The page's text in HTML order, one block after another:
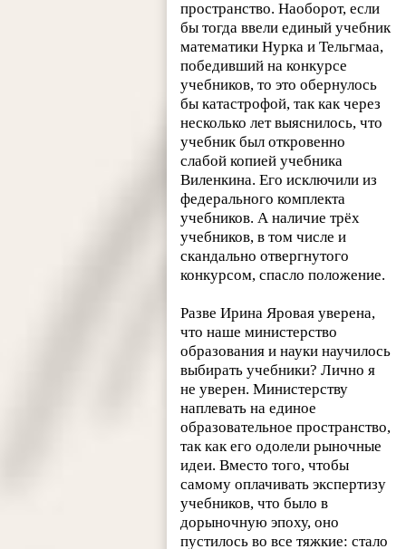
пространство. Наоборот, если
бы тогда ввели единый учебник
математики Нурка и Тельгмаа,
победивший на конкурсе
учебников, то это обернулось
бы катастрофой, так как через
несколько лет выяснилось, что
учебник был откровенно
слабой копией учебника
Виленкина. Его исключили из
федерального комплекта
учебников. А наличие трёх
учебников, в том числе и
скандально отвергнутого
конкурсом, спасло положение.
Разве Ирина Яровая уверена,
что наше министерство
образования и науки научилось
выбирать учебники? Лично я
не уверен. Министерству
наплевать на единое
образовательное пространство,
так как его одолели рыночные
идеи. Вместо того, чтобы
самому оплачивать экспертизу
учебников, что было в
дорыночную эпоху, оно
пустилось во все тяжкие: стало